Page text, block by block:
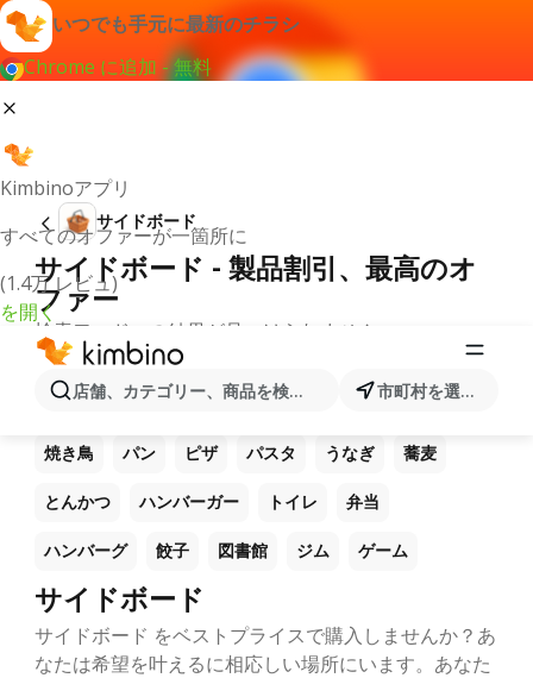
いつでも手元に最新のチラシ
Chrome に追加 - 無料
Kimbinoアプリ
すべてのオファーが一箇所に
(1.4万 レビュ)
を開く
店舗、カテゴリー、商品を検索... 市町村を選択します
サイドボード
サイドボード - 製品割引、最高のオ
ファー
検索ワードへの結果が見つけられません。
他のお気に入り製品
ラーメン コーヒー ご飯 電卓
焼き鳥 パン ピザ パスタ うなぎ 蕎麦
とんかつ ハンバーガー トイレ 弁当
ハンバーグ 餃子 図書館 ジム ゲーム
サイドボード
サイドボード をベストプライスで購入しませんか？あ
なたは希望を叶えるに相応しい場所にいます。あなた